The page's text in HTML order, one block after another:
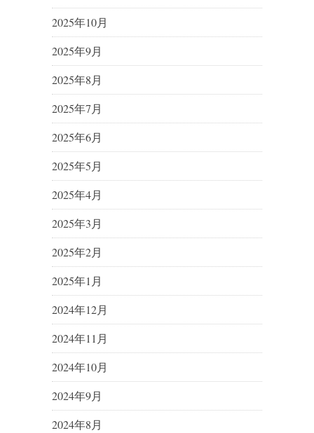
2025年10月
2025年9月
2025年8月
2025年7月
2025年6月
2025年5月
2025年4月
2025年3月
2025年2月
2025年1月
2024年12月
2024年11月
2024年10月
2024年9月
2024年8月